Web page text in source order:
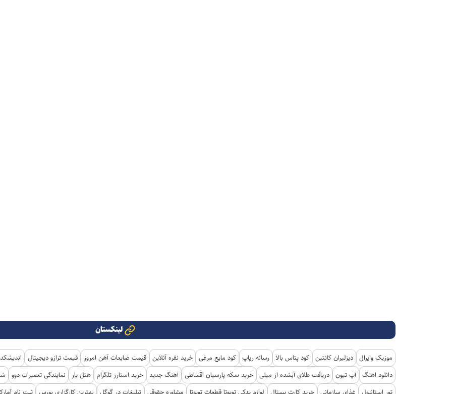
لینکستان
موزیک وایرال دیزلیران کانتین کود پتاس بالا رسانه رپاپ کود مایع مرغی خرید نقره آنلاین قیمت ضایعات آهن امروز قیمت ترازو دیجیتال
دانلود اهنگ آپ تیون دریافت طلای آبشده از میلی خرید سکه پارسیان اقساطی آهنگ جدید خرید استارز تلگرام هتل یار نمایندگی تعمیرات دوو
تور استانبول
غذای سازمانی خرید کارت پستال لوازم یدکی تویوتا قطعات تویوتا مشاوره حقوقی تبلیغات در گوگل بهترین کارگزاری بورس ثبت نام